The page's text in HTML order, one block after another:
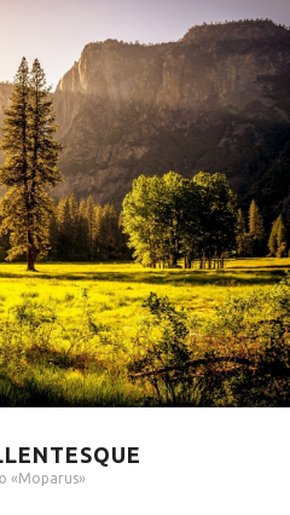
«Moparus»